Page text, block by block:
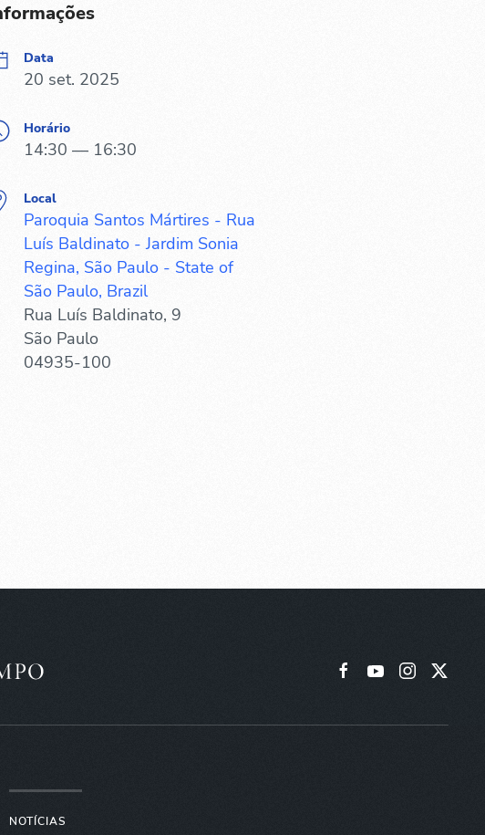
Data
20 set. 2025
Horário
14:30 — 16:30
Local
Paroquia Santos Mártires - Rua
Luís Baldinato - Jardim Sonia
Regina, São Paulo - State of
São Paulo, Brazil
Rua Luís Baldinato, 9
São Paulo
04935-100
NOTÍCIAS